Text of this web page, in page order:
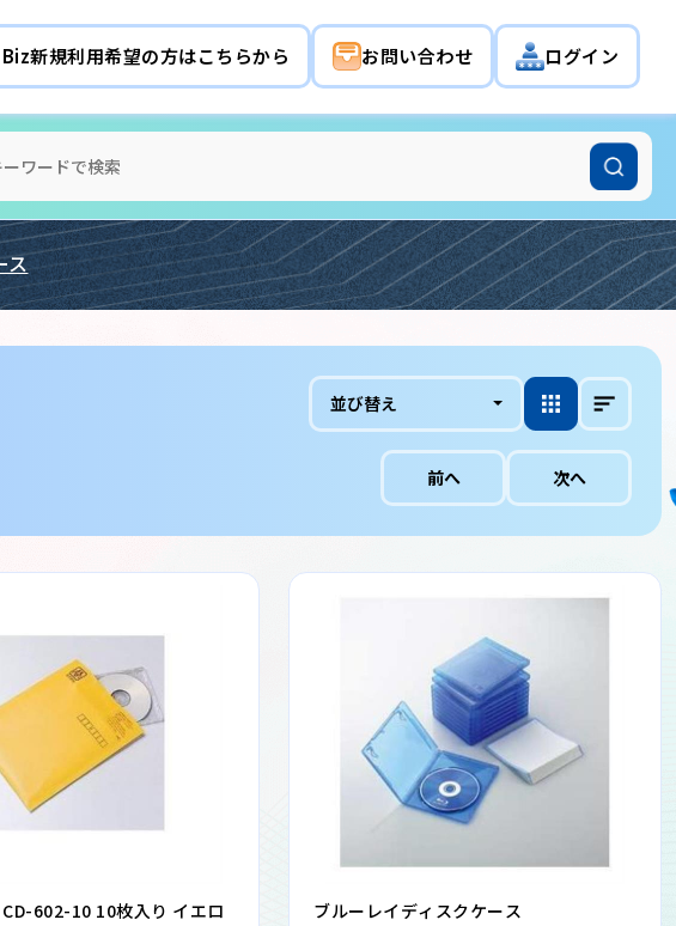
Biz新規利用希望の方はこちらから お問い合わせ ログイン
ス
並び替え
前へ 次へ
602-10 10枚入り イエロ
ブルーレイディスクケース